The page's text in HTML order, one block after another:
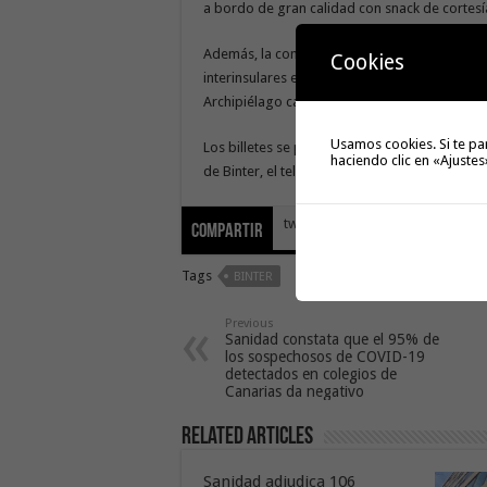
a bordo de gran calidad con snack de
Además, la compañía aérea facilita de forma
interinsulares en Canarias en el caso de los
Archipiélago canario gracias a la amplia
Los billetes se pueden adquirir a través de
de Binter, el teléfono 922/928 32 77 00,
Compartir tweet
Tags BINTER
Previous
Sanidad constata que el 95% de
los sospechosos de COVID-19
detectados en colegios de
Canarias da negativo
Related Articles
Sanidad adjudica 106
Cookies
Usamos cookies. Si te
haciendo clic en